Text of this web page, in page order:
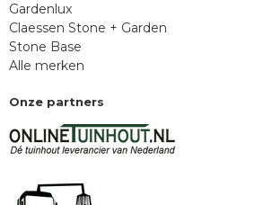
Gardenlux
Claessen Stone + Garden
Stone Base
Alle merken
Onze partners